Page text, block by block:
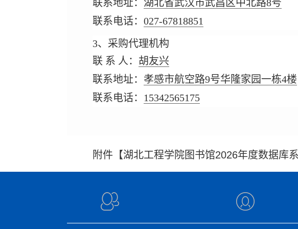
联系地址： 湖北省武汉市武昌区中北路8号
联系电话： 027-67818851
3、采购代理机构
联 系 人： 胡友兴
联系地址： 孝感市航空路9号华隆家园一栋4楼
联系电话： 15342565175
附件【湖北工程学院图书馆2026年度数据库